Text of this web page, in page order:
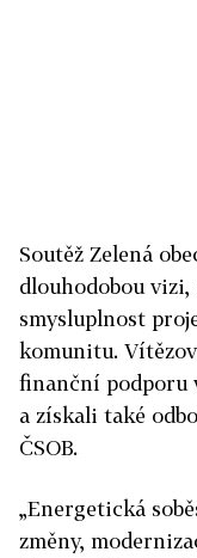
Soutěž Zelená
dlouhodobou
smysluplnost
komunitu.
finanční podporu
a získali také
ČSOB.
„Energetická
změny,